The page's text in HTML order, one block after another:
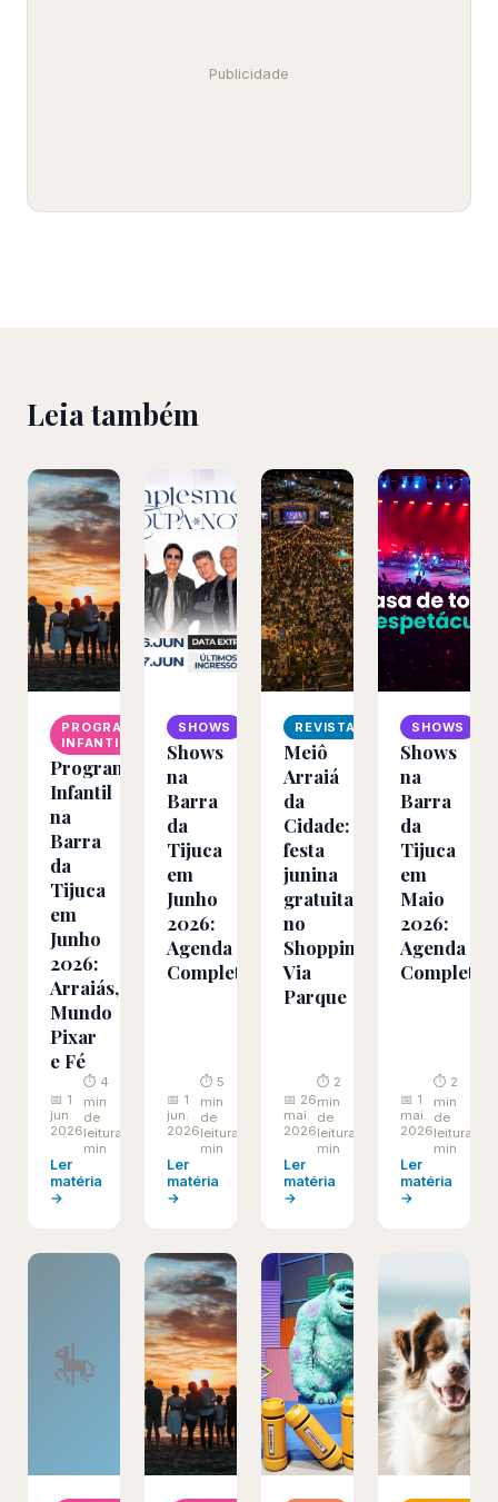
Publicidade
Leia também
PROGRAMAÇÃO
INFANTIL
Programação
Infantil
na
Barra
da
Tijuca
em
Junho
2026:
Arraiás,
Mundo
Pixar
e Fé
📅 1
jun.
2026
⏱ 4
min
de
leitura
min
Ler
matéria
→
SHOWS
Shows
na
Barra
da
Tijuca
em
Junho
2026:
Agenda
Completa
📅 1
jun.
2026
⏱ 5
min
de
leitura
min
Ler
matéria
→
REVISTA
Meiô
Arraiá
da
Cidade:
festa
junina
gratuita
no
Shopping
Via
Parque
📅 26
mai.
2026
⏱ 2
min
de
leitura
min
Ler
matéria
→
SHOWS
Shows
na
Barra
da
Tijuca
em
Maio
2026:
Agenda
Completa
📅 1
mai.
2026
⏱ 2
min
de
leitura
min
Ler
matéria
→
🎠